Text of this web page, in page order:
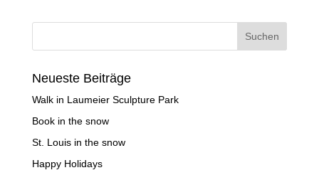
Neueste Beiträge
Walk in Laumeier Sculpture Park
Book in the snow
St. Louis in the snow
Happy Holidays